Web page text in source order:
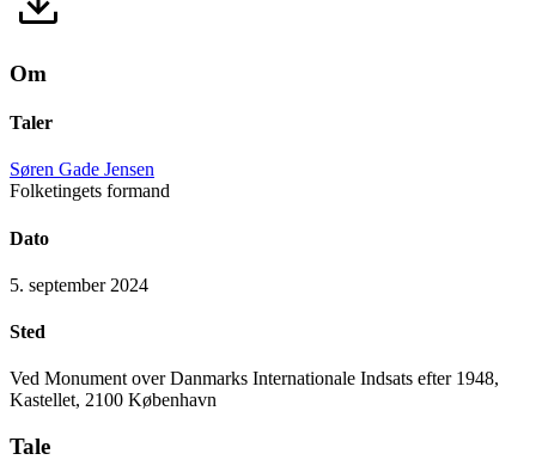
Om
Taler
Søren Gade Jensen
Folketingets formand
Dato
5. september 2024
Sted
Ved Monument over Danmarks Internationale Indsats efter 1948,
Kastellet, 2100 København
Tale